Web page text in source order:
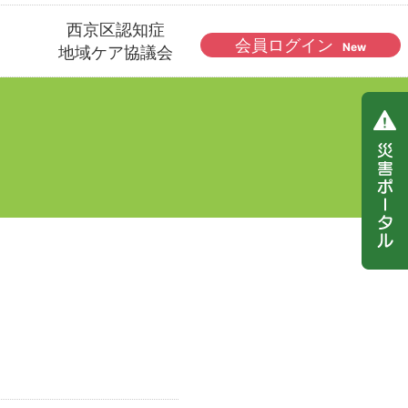
西京区認知症
地域ケア協議会
会員ログイン New